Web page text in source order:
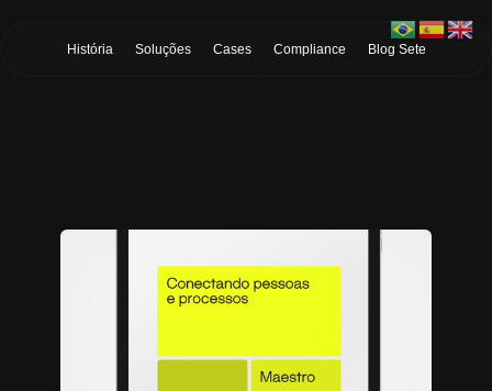
História Soluções Cases Compliance Blog Sete